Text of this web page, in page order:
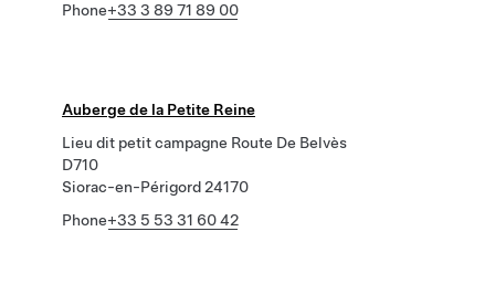
Phone+33 3 89 71 89 00
Auberge de la Petite Reine
Lieu dit petit campagne Route De Belvès
D710
Siorac-en-Périgord 24170
Phone+33 5 53 31 60 42